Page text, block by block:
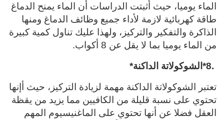
الماء يوميا، حيث أثبتت الدراسات أن الماء يمنح الدماغ
طاقة كهربائية لازمة لأداء جميع وظائف الدماغ ومنها
الذاكرة والتفكير والتركيز، ولهذا عليك تناول كمية كبيرة
من الماء يوميا بما لا يقل عن 8 أكواب
.
*8. الشوكولاتة الداكنة*
تعتبر الشوكولاتة الداكنة مهمة لزيادة التركيز، حيث أإنها
تحتوي على نسبة قليلة من الكافيين مما يزيد من يقظة
العقل فضلا عن أنها تحتوي على الماغنيسيوم المهم